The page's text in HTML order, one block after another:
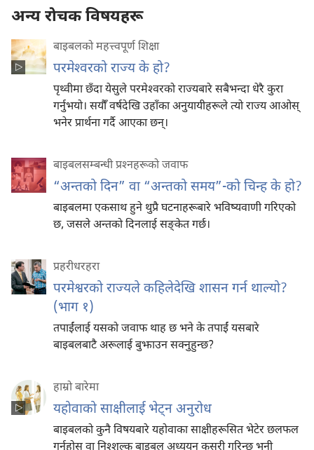
अन्य रोचक विषयहरू
बाइबलको महत्त्वपूर्ण शिक्षा
परमेश्‍वरको राज्य के हो?
पृथ्वीमा छँदा येसुले परमेश्‍वरको राज्यबारे सबैभन्दा धेरै कुरा
गर्नुभयो। सयौँ वर्षदेखि उहाँका अनुयायीहरूले त्यो राज्य आओस्‌
भनेर प्रार्थना गर्दै आएका छन्‌।
बाइबलसम्बन्धी प्रश्‍नहरूको जवाफ
“अन्तको दिन” वा “अन्तको समय”-को चिन्ह के हो?
बाइबलमा एकसाथ हुने थुप्रै घटनाहरूबारे भविष्यवाणी गरिएको
छ, जसले अन्तको दिनलाई सङ्‌केत गर्छ।
प्रहरीधरहरा
परमेश्वरको राज्यले कहिलेदेखि शासन गर्न थाल्यो?
(भाग १)
तपाईंलाई यसको जवाफ थाह छ भने के तपाईं यसबारे
बाइबलबाटै अरूलाई बुझाउन सक्नुहुन्छ?
हाम्रो बारेमा
यहोवाको साक्षीलाई भेट्‌न अनुरोध
बाइबलको कुनै विषयबारे यहोवाका साक्षीहरूसित भेटेर छलफल